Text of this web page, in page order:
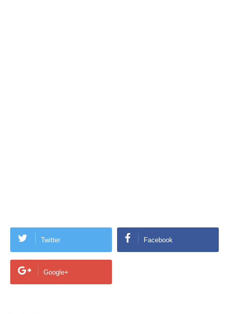
Twitter Facebook
Google+